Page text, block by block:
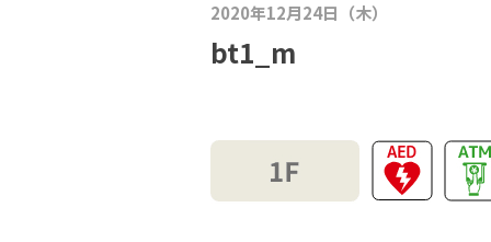
2020年12月24日（木）
bt1_m